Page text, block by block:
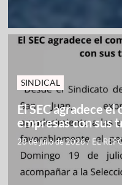
SINDICAL
El SEC agradece
empresas con sus
28 de julio de 2026/ EL